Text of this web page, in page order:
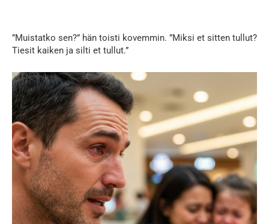
”Muistatko sen?” hän toisti kovemmin. ”Miksi et sitten tullut?
Tiesit kaiken ja silti et tullut.”